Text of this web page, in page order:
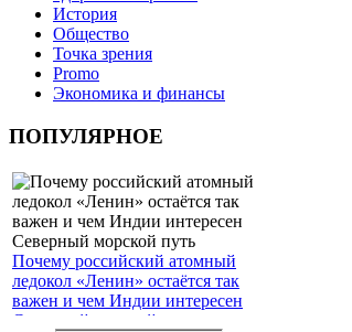
История
Общество
Точка зрения
Promo
Экономика и финансы
ПОПУЛЯРНОЕ
Почему российский атомный
ледокол «Ленин» остаётся так
важен и чем Индии интересен
Северный морской путь